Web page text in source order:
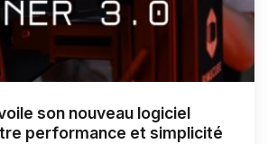
son nouveau logiciel
performance et simplicité